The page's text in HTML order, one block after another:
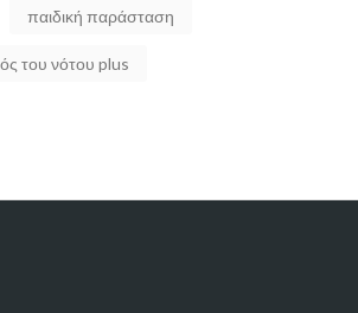
παιδική παράσταση
του νότου plus